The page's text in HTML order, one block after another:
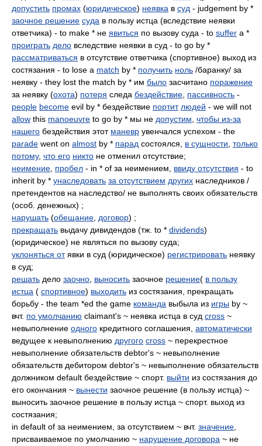
допустить промах (юридическое) неявка в суд - judgement by *
заочное решение суда в пользу истца (вследствие неявки
ответчика) - to make * не явиться по вызову суда - to suffer a *
проиграть дело вследствие неявки в суд - to go by *
рассматриваться в отсутствие ответчика (спортивное) выход из
состязания - to lose a match by * получить ноль /баранку/ за
неявку - they lost the match by * им было засчитано поражение
за неявку (охота) потеря следа бездействие пассивность -
people become evil by * бездействие портит людей - we will not
allow this manoeuvre to go by * мы не допустим чтобы из-за
нашего бездействия этот маневр увенчался успехом - the
parade went on almost by * парад состоялся, в сущности только
потому, что его никто не отменил отсутствие;
неимение пробел - in * of за неимением, ввиду отсутствия - to
inherit by * унаследовать за отсутствием других наследников /
претендентов на наследство/ не выполнять своих обязательств
(особ. денежных) ;
нарушать (обещание договор) ;
прекращать выдачу дивидендов (тж. to * dividends)
(юридическое) не являться по вызову суда;
уклоняться отявки в суд (юридическое) регистрировать неявку
в суд;
решать дело заочно выносить заочное решение( в пользу
истца ( спортивное) выходить из состязания, прекращать
борьбу - the team *ed the game команда выбыла из игры by ~
вчт. по умолчанию claimant's ~ неявка истца в суд cross ~
невыполнение одного кредитного соглашения, автоматически
ведущее к невыполнению другого cross ~ перекрестное
невыполнение обязательств debtor's ~ невыполнение
обязательств дебитором debtor's ~ невыполнение обязательств
должником default бездействие ~ спорт. выйти из состязания до
его окончания ~ вынести заочное решение (в пользу истца) ~
выносить заочное решение в пользу истца ~ спорт. выход из
состязания;
in default of за неимением, за отсутствием ~ вчт. значение
присваиваемое по умолчанию ~ нарушение договора ~ не